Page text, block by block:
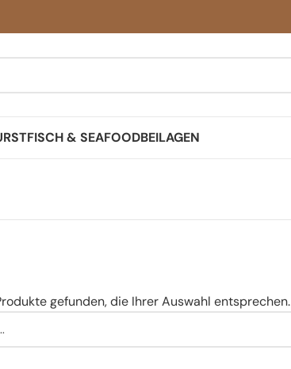
FISCH & SEAFOODBEILAGEN
gefunden, die Ihrer Auswahl entsprechen.